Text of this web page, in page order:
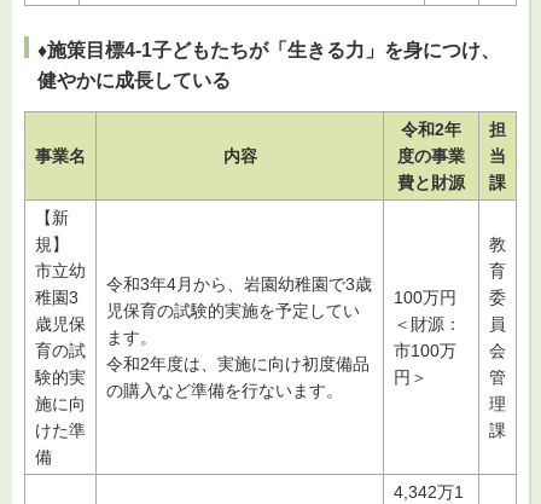
♦施策目標4-1子どもたちが「生きる力」を身につけ、
健やかに成長している
事業名 内容
令和2年
度の事業
費と財源
担
当
課
【新
規】
市立幼
稚園3
歳児保
育の試
験的実
施に向
けた準
備
令和3年4月から、岩園幼稚園で3歳
児保育の試験的実施を予定してい
ます。
令和2年度は、実施に向け初度備品
の購入など準備を行ないます。
100万円
＜財源：
市100万
円＞
教
育
委
員
会
管
理
課
4,342万1